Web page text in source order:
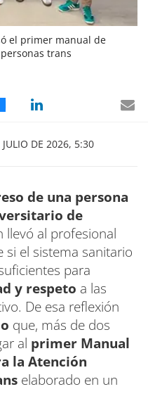
el primer manual de
trans
JULIO DE 2026, 5:30
de una persona
de
llevó al profesional
si el sistema sanitario
para
y respeto a las
De esa reflexión
que, más de dos
al primer Manual
la Atención
elaborado en un